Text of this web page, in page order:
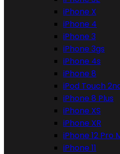
iPhone X
iPhone 4
iPhone 3
iPhone 3gs
iPhone 4s
iPhone 8
iPod Touch
iPhone 8 Plus
iPhone XS
iPhone XR
iPhone 12 Pro
iPhone 11